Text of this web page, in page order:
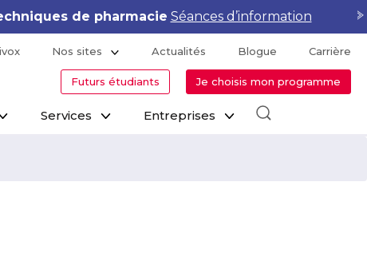
de pharmacie Séances d’information
Nos sites Actualités Blogue Carrière
Futurs étudiants Je choisis mon programme
Services Entreprises